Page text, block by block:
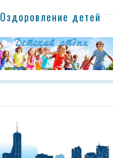
Оздоровление детей